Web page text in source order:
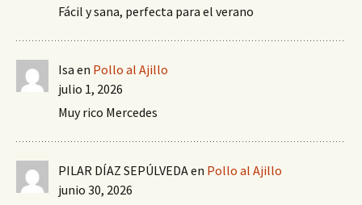
Fácil y sana, perfecta para el verano
Isa en Pollo al Ajillo
julio 1, 2026
Muy rico Mercedes
PILAR DÍAZ SEPÚLVEDAen Pollo al Ajillo
junio 30, 2026